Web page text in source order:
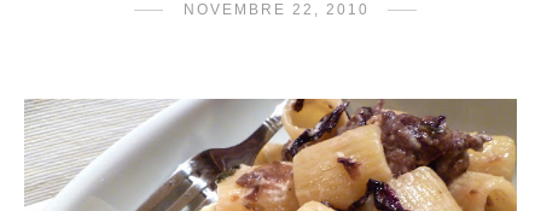
NOVEMBRE 22, 2010